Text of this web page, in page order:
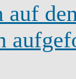
auf